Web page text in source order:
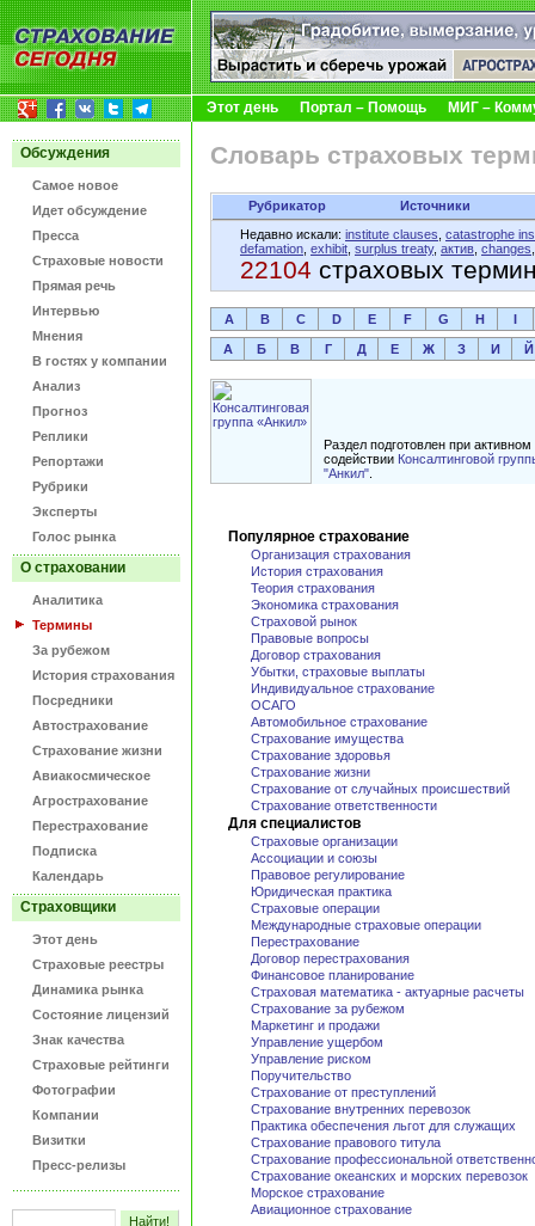
Этот день Портал – Помощь МИГ –
Обсуждения
Самое новое
Идет обсуждение
Пресса
Страховые новости
Прямая речь
Интервью
Мнения
В гостях у компании
Анализ
Прогноз
Реплики
Репортажи
Рубрики
Эксперты
Голос рынка
О страховании
Аналитика
Термины
За рубежом
История страхования
Посредники
Автострахование
Страхование жизни
Авиакосмическое
Агрострахование
Перестрахование
Подписка
Календарь
Страховщики
Этот день
Страховые реестры
Динамика рынка
Состояние лицензий
Знак качества
Страховые рейтинги
Фотографии
Компании
Визитки
Пресс-релизы
Словарь страховых
Рубрикатор
Источники
Недавно искали: institute clauses catastrophe
defamation exhibit surplus treaty, актив changes
22104 страховых
A B C D E F G H
А Б В Г Д Е Ж З И Й
Раздел подготовлен при активном
содействии Консалтинговой
"Анкил"
Популярное страхование
Организация страхования
История страхования
Теория страхования
Экономика страхования
Страховой рынок
Правовые вопросы
Договор страхования
Убытки, страховые выплаты
Индивидуальное страхование
ОСАГО
Автомобильное страхование
Страхование имущества
Страхование здоровья
Страхование жизни
Страхование от случайных происшествий
Страхование ответственности
Для специалистов
Страховые организации
Ассоциации и союзы
Правовое регулирование
Юридическая практика
Страховые операции
Международные страховые операции
Перестрахование
Договор перестрахования
Финансовое планирование
Страховая математика - актуарные расчеты
Страхование за рубежом
Маркетинг и продажи
Управление ущербом
Управление риском
Поручительство
Страхование от преступлений
Страхование внутренних перевозок
Практика обеспечения льгот для служащих
Страхование правового титула
Страхование профессиональной
Страхование океанских и морских перевозок
Морское страхование
Авиационное страхование